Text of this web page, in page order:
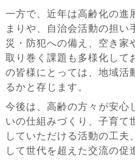
一方で、近年は高齢化の進
まりや、自治会活動の担い
災・防犯への備え、空き家
取り巻く課題も多様化して
の皆様にとっては、地域活
るかと存じます。
今後は、高齢の方々が安心
いの仕組みづくり、子育て
していただける活動の工夫
して世代を超えた交流の促